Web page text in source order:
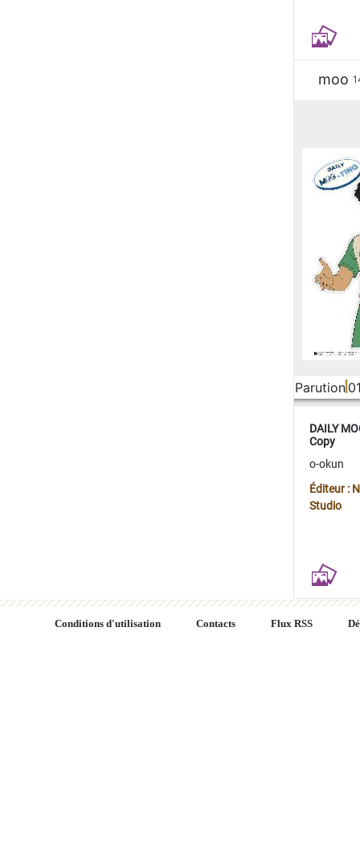
moo
Parution
DAILY
Copy
o-okun
Éditeur :
Studio
Conditions d'utilisation Contacts Flux RSS